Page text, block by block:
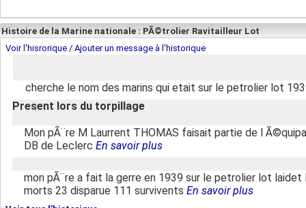
Histoire de la Marine nationale : PÃ©trolier Ravitailleur Lot
Voir l'hisrorique / Ajouter un message à l'historique
cherche le nom des marins qui etait sur le petrolier lot
Present lors du torpillage
Mon pÃ¨re M Laurrent THOMAS faisait partie de l
DB de Leclerc En savoir plus
mon pÃ¨re a fait la gerre en 1939 sur le petrolier lot
morts 23 disparue 111 survivents En savoir plus